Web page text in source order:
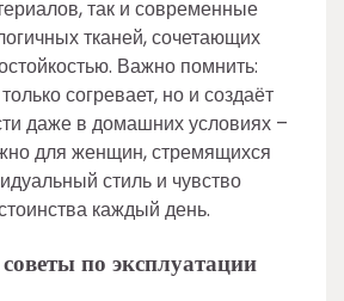
так и современные
тканей, сочетающих
Важно помнить:
согревает, но и создаёт
даже в домашних условиях –
для женщин, стремящихся
стиль и чувство
каждый день.
по эксплуатации